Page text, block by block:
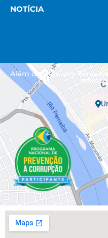
NOTÍCIA
Além da sede, em
mais